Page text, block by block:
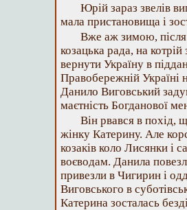
Юрій зараз звелів
мала пристановища і
Вже аж зимою, після
козацька рада, на
вернути Україну в
Правобережній Україні
Данило Виговський
маєтність Богданової
Він рвався в похід,
жінку Катерину. Але
козаків коло Лисянки і
воєводам. Данила
привезли в Чигирин і
Виговського в
Катерина зосталась